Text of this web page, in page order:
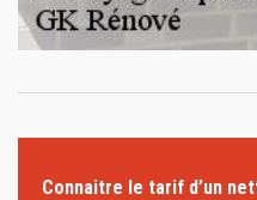
Connaitre le tarif d’un